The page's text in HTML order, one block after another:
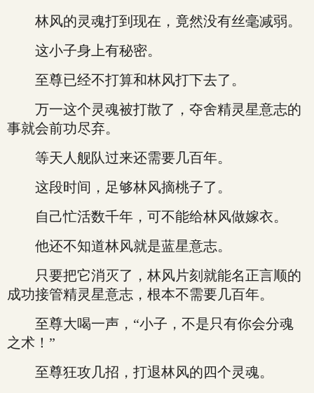
林风的灵魂打到现在，竟然没有丝毫减弱。
这小子身上有秘密。
至尊已经不打算和林风打下去了。
万一这个灵魂被打散了，夺舍精灵星意志的
事就会前功尽弃。
等天人舰队过来还需要几百年。
这段时间，足够林风摘桃子了。
自己忙活数千年，可不能给林风做嫁衣。
他还不知道林风就是蓝星意志。
只要把它消灭了，林风片刻就能名正言顺的
成功接管精灵星意志，根本不需要几百年。
至尊大喝一声，“小子，不是只有你会分魂
之术！”
至尊狂攻几招，打退林风的四个灵魂。